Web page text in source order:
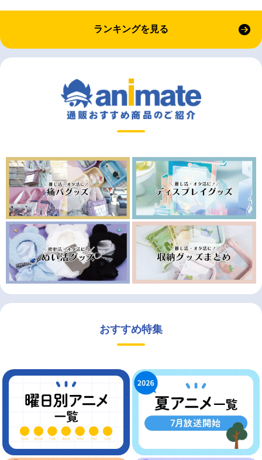
ランキングを見る
おすすめ特集